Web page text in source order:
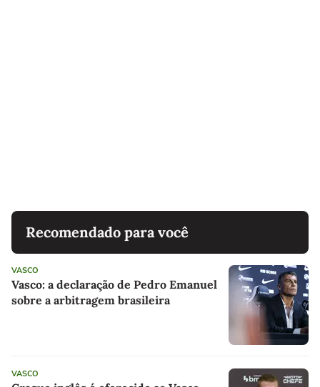
Recomendado para você
VASCO
Vasco: a declaração de Pedro Emanuel
sobre a arbitragem brasileira
VASCO